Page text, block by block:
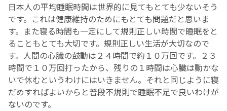
日本人の平均睡眠時間は世界的に見てもとても少ないそう
です。これは健康維持のためにもとても問題だと思いま
す。また寝る時間も一定にして規則正しい時間で睡眠をと
ることもとても大切です。規則正しい生活が大切なので
す。人間の心臓の鼓動は２４時間で約１０万回です。２３
時間で１０万回打ったから、残りの１時間は心臓は動かな
いで休むというわけにはいきません。それと同じように寝
だめすればよいからと普段不規則で睡眠不足で良いわけが
ないのです。